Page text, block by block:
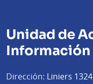
Unidad de
Información
Dirección: Liniers